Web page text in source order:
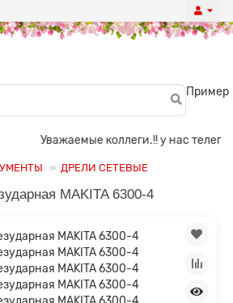
Пример
Уважаемые коллеги.!! у нас телега
ДРЕЛИ СЕТЕВЫЕ
MAKITA 6300-4